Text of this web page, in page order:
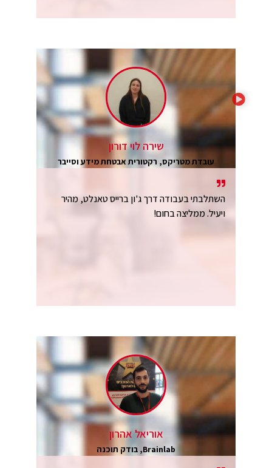
שירה לוי דורון
עובדת מטריקס, רקטורית אבטחת מידע וסייבר
השתלבתי בעבודה דרך ג'ון ברייס טאנלט, מהיר
ויעיל. ממליצה בחום!
אוריאל אהרון
Brainlab, בודק תוכנה